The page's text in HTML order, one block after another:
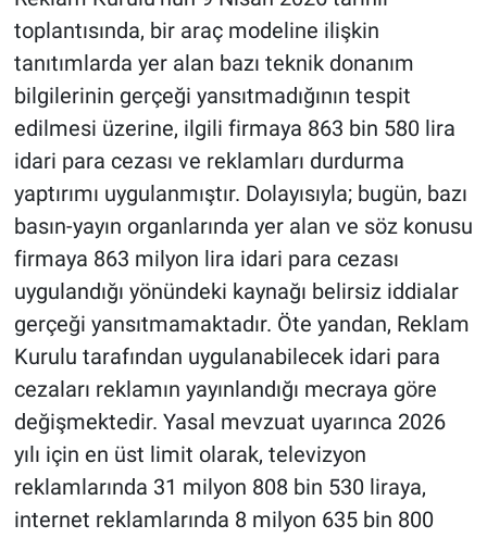
toplantısında, bir araç modeline ilişkin
tanıtımlarda yer alan bazı teknik donanım
bilgilerinin gerçeği yansıtmadığının tespit
edilmesi üzerine, ilgili firmaya 863 bin 580 lira
idari para cezası ve reklamları durdurma
yaptırımı uygulanmıştır. Dolayısıyla; bugün, bazı
basın-yayın organlarında yer alan ve söz konusu
firmaya 863 milyon lira idari para cezası
uygulandığı yönündeki kaynağı belirsiz iddialar
gerçeği yansıtmamaktadır. Öte yandan, Reklam
Kurulu tarafından uygulanabilecek idari para
cezaları reklamın yayınlandığı mecraya göre
değişmektedir. Yasal mevzuat uyarınca 2026
yılı için en üst limit olarak, televizyon
reklamlarında 31 milyon 808 bin 530 liraya,
internet reklamlarında 8 milyon 635 bin 800